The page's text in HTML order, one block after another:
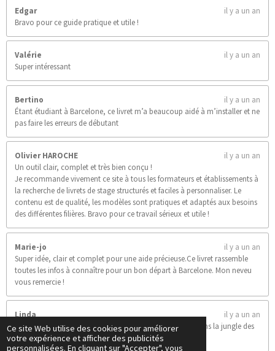
Ce site Web utilise des cookies pour améliorer
votre expérience et afficher des publicités
personnalisées. En cliquant sur "Accepter", vous
Edgar
il y a un an
Bravo pour ce guide pratique et utile !
Valérie
il y a un an
Super intéressant
Bertino
il y a un an
Étant étudiant à Barcelone, ce livret m’a beaucoup aidé à m’installer et ne
pas faire les erreurs de débutant
Olivier HAROCHE
il y a un an
Un outil clair, complet et très bien conçu !
Je recommande vivement ce site à tous les formateurs et établissements à
la recherche de livrets de stage structurés et faciles à personnaliser. Le
contenu est de qualité, les modèles sont pratiques et adaptés aux besoins
des différentes filières. Bravo pour ce travail sérieux et utile !
Marie-jo
il y a un an
Super idée, clair et complet pour une aide précieuse.Ce livret rassemble
toutes les infos à connaître pour un bon départ à Barcelone. Mon neveu
vous remercie !
Linda
il y a un an
Un livret clair, pratique et super utile pour s’y retrouver dans la jungle des
stages. Bravo !